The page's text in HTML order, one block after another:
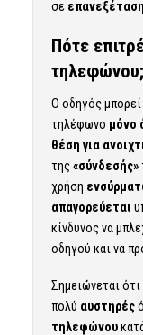
σε επανεξέταση
Πότε
τηλεφώνου;
Ο οδηγός μπορεί
τηλέφωνο μόνο
θέση για
της«σύνδεσής»
χρήση
απαγορεύεται
κίνδυνος να
οδηγού και να
Σημειώνεται ότι
πολύ αυστηρές
τηλεφώνου